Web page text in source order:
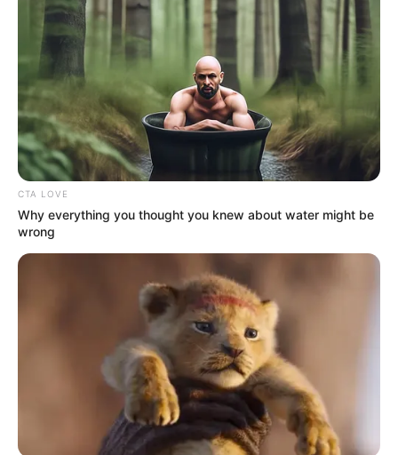
YOUTUBE ΕΓΓΡΑΦΕΊΤΕ
EMAIL ΑΚΟΛΟΥΘΉΣΤΕ
CTA LOVE
Why everything you thought you knew about water might be
wrong